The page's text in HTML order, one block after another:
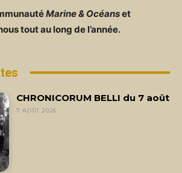
Marine & Océanset
tout au long de l’année.
CHRONICORUM BELLI du 7 août
7 AOÛT 2026